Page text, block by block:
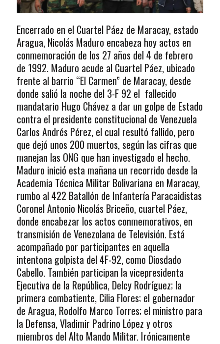
Encerrado en el Cuartel Páez de Maracay, estado
Aragua, Nicolás Maduro encabeza hoy actos en
conmemoración de los 27 años del 4 de febrero
de 1992. Maduro acude al Cuartel Páez, ubicado
frente al barrio “El Carmen” de Maracay, desde
donde salió la noche del 3-F 92 el fallecido
mandatario Hugo Chávez a dar un golpe de Estado
contra el presidente constitucional de Venezuela
Carlos Andrés Pérez, el cual resultó fallido, pero
que dejó unos 200 muertos, según las cifras que
manejan las ONG que han investigado el hecho.
Maduro inició esta mañana un recorrido desde la
Academia Técnica Militar Bolivariana en Maracay,
rumbo al 422 Batallón de Infantería Paracaidistas
Coronel Antonio Nicolás Briceño, cuartel Páez,
donde encabezar los actos conmemorativos, en
transmisión de Venezolana de Televisión. Está
acompañado por participantes en aquella
intentona golpista del 4F-92, como Diosdado
Cabello. También participan la vicepresidenta
Ejecutiva de la República, Delcy Rodríguez; la
primera combatiente, Cilia Flores; el gobernador
de Aragua, Rodolfo Marco Torres; el ministro para
la Defensa, Vladimir Padrino López y otros
miembros del Alto Mando Militar. Irónicamente